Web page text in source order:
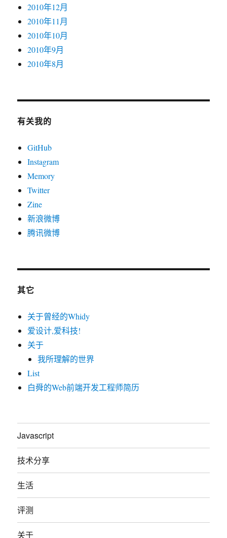
2010年12月
2010年11月
2010年10月
2010年9月
2010年8月
有关我的
GitHub
Instagram
Memory
Twitter
Zine
新浪微博
腾讯微博
其它
关于曾经的Whidy
爱设计,爱科技!
关于
我所理解的世界
List
白舜的Web前端开发工程师简历
Javascript
技术分享
生活
评测
关于